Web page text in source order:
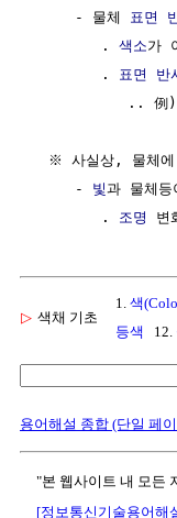
     - 물체
표면
        .
색소가
        .
표면 반
.. 例)
※ 사실상, 물체에
     -
빛과 물체
        .
조명 변
▷ 색채 기초
1. 색
등색
12.
용어해설 종합 (단일 페
"본 웹사이트 내 모든
[정보통신기술용어해